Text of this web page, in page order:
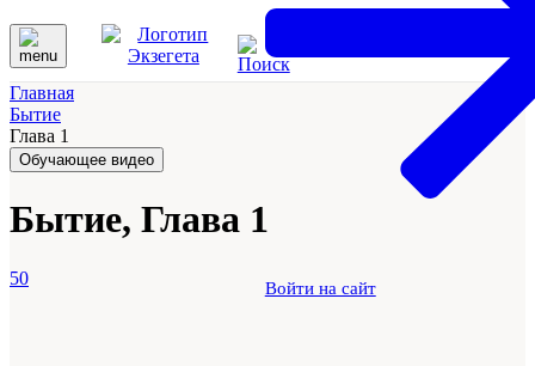
Войти на сайт
Главная
Бытие
Глава 1
Обучающее видео
Бытие, Глава 1
50